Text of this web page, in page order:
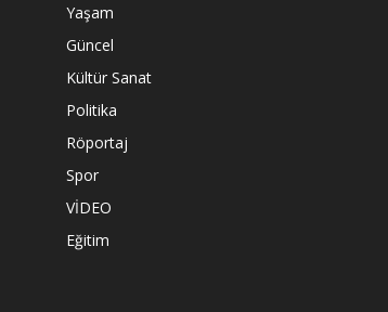
Yaşam
Güncel
Kültür Sanat
Politika
Röportaj
Spor
VİDEO
Eğitim